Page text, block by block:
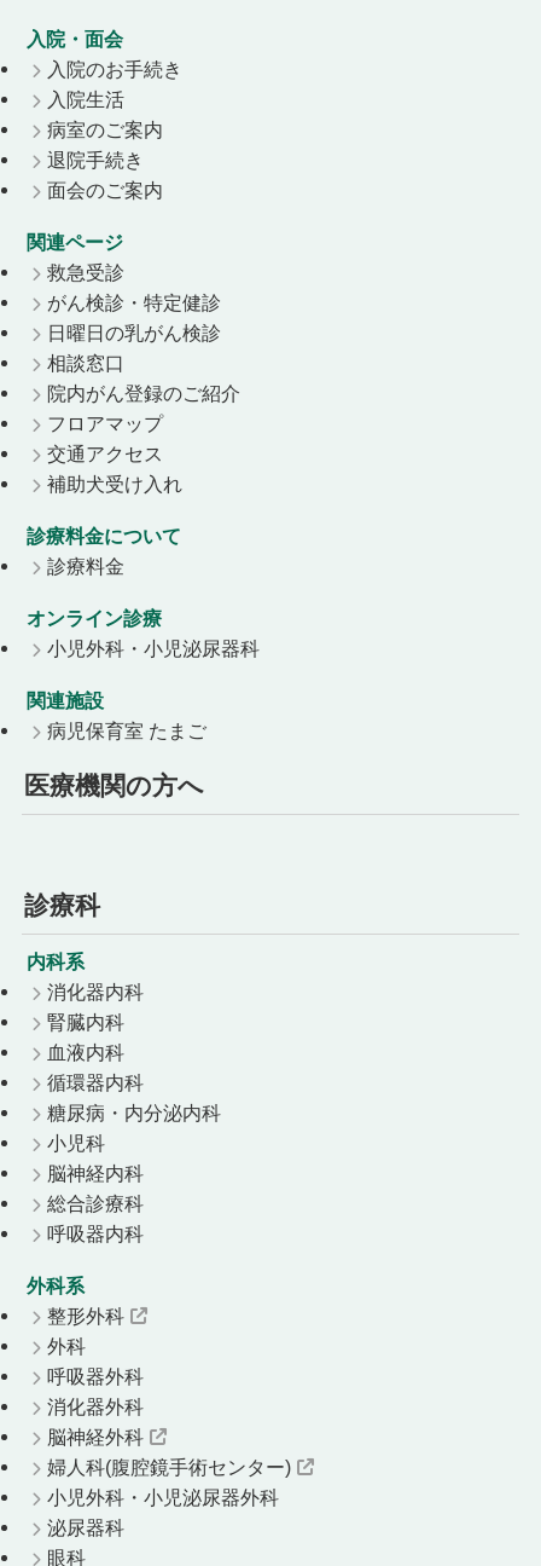
入院・面会
入院のお手続き
入院生活
病室のご案内
退院手続き
面会のご案内
関連ページ
救急受診
がん検診・特定健診
日曜日の乳がん検診
相談窓口
院内がん登録のご紹介
フロアマップ
交通アクセス
補助犬受け入れ
診療料金について
診療料金
オンライン診療
小児外科・小児泌尿器科
関連施設
病児保育室 たまご
医療機関の方へ
診療科
内科系
消化器内科
腎臓内科
血液内科
循環器内科
糖尿病・内分泌内科
小児科
脳神経内科
総合診療科
呼吸器内科
外科系
整形外科
外科
呼吸器外科
消化器外科
脳神経外科
婦人科(腹腔鏡手術センター)
小児外科・小児泌尿器外科
泌尿器科
眼科